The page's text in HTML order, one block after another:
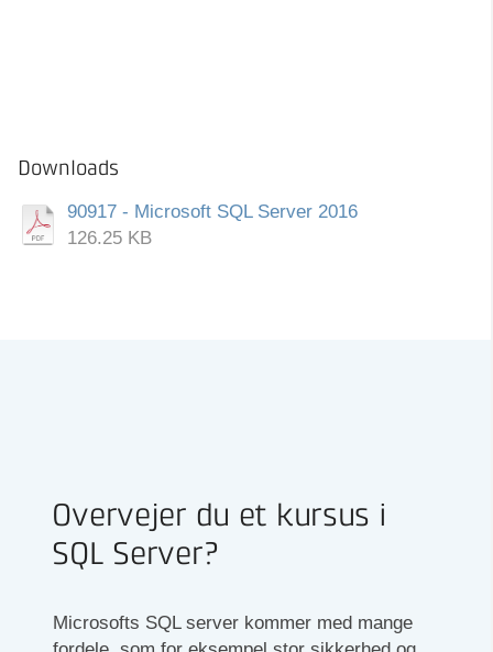
Downloads
90917 - Microsoft SQL Server 2016
126.25 KB
Overvejer du et kursus i
SQL Server?
Microsofts SQL server kommer med mange